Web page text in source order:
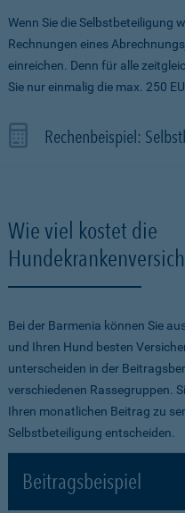
Wenn Sie die Selbstbeteiligung
Rechnungen eines
einreichen. Denn für alle
Sie nur einmalig die max. 250
Rechenbeispiel:
Wie viel kostet die
Bei der Barmenia können Sie
und Ihren Hund besten
unterscheiden in der
verschiedenen Rassegruppen.
Ihren monatlichen Beitrag zu
Selbstbeteiligung entscheiden.
Beitragsbeispiel